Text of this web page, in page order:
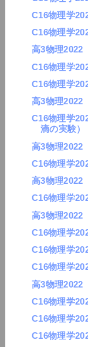
C16物理学
C16物理学
高3物理
C16物理学
C16物理学
高3物理2022
C16物理学
滴の実験）
高3物理2022
C16物理学
高3物理2022
C16物理学
高3物理
C16物理学
C16物理学
C16物理学
高3物理
C16物理学
C16物理学
C16物理学